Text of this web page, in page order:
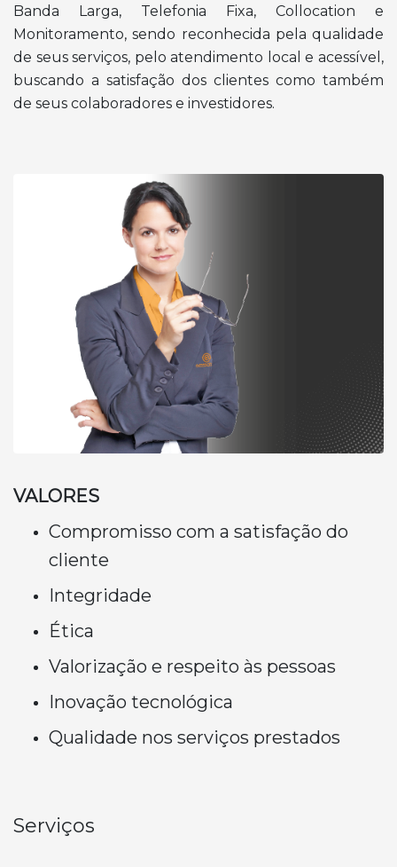
Banda Larga, Telefonia Fixa, Collocation e
Monitoramento, sendo reconhecida pela qualidade
de seus serviços, pelo atendimento local e acessível,
buscando a satisfação dos clientes como também
de seus colaboradores e investidores.
VALORES
Compromisso com a satisfação do
cliente
Integridade
Ética
Valorização e respeito às pessoas
Inovação tecnológica
Qualidade nos serviços prestados
Serviços